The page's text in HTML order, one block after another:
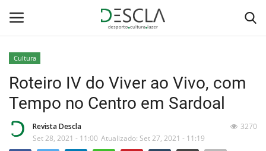
Home
...by Descla
Cultura
Roteiro IV do Viver ao Vivo, com
Tempo no Centro em Sardoal
Revista Descla
Set 28, 2021 - 11:00 Atualizado: Set 27, 2021 - 11:19
3270